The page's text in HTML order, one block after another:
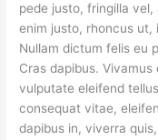
pede justo, fringilla
enim justo, rhoncus ut,
Nullam dictum felis eu
Cras dapibus.
vulputate eleifend
consequat vitae,
dapibus in, viverra